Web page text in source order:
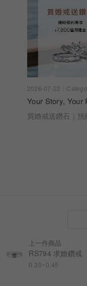
2026-07-22
Your Story, Your
買婚戒送鑽石｜
上一件商品
RS794 求婚鑽戒
0.30~0.45